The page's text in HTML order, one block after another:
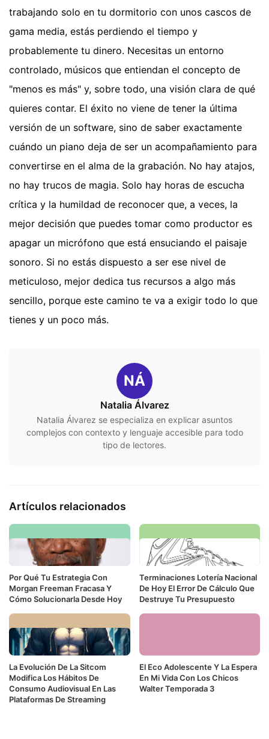
trabajando solo en tu dormitorio con unos cascos de
gama media, estás perdiendo el tiempo y
probablemente tu dinero. Necesitas un entorno
controlado, músicos que entiendan el concepto de
"menos es más" y, sobre todo, una visión clara de qué
quieres contar. El éxito no viene de tener la última
versión de un software, sino de saber exactamente
cuándo un piano deja de ser un acompañamiento para
convertirse en el alma de la grabación. No hay atajos,
no hay trucos de magia. Solo hay horas de escucha
crítica y la humildad de reconocer que, a veces, la
mejor decisión que puedes tomar como productor es
apagar un micrófono que está ensuciando el paisaje
sonoro. Si no estás dispuesto a ser ese nivel de
meticuloso, mejor dedica tus recursos a algo más
sencillo, porque este camino te va a exigir todo lo que
tienes y un poco más.
NÁ
Natalia Álvarez
Natalia Álvarez se especializa en explicar asuntos
complejos con contexto y lenguaje accesible para todo
tipo de lectores.
Artículos relacionados
Por Qué Tu Estrategia Con
Morgan Freeman Fracasa Y
Cómo Solucionarla Desde Hoy
Terminaciones Lotería Nacional
De Hoy El Error De Cálculo Que
Destruye Tu Presupuesto
La Evolución De La Sitcom
Modifica Los Hábitos De
Consumo Audiovisual En Las
Plataformas De Streaming
El Eco Adolescente Y La Espera
En Mi Vida Con Los Chicos
Walter Temporada 3